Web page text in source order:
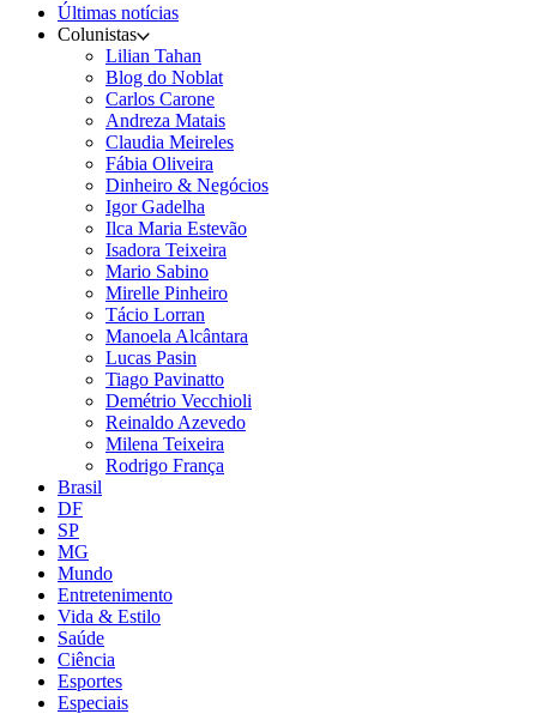
Últimas notícias
Colunistas
Lilian Tahan
Blog do Noblat
Carlos Carone
Andreza Matais
Claudia Meireles
Fábia Oliveira
Dinheiro & Negócios
Igor Gadelha
Ilca Maria Estevão
Isadora Teixeira
Mario Sabino
Mirelle Pinheiro
Tácio Lorran
Manoela Alcântara
Lucas Pasin
Tiago Pavinatto
Demétrio Vecchioli
Reinaldo Azevedo
Milena Teixeira
Rodrigo França
Brasil
DF
SP
MG
Mundo
Entretenimento
Vida & Estilo
Saúde
Ciência
Esportes
Especiais